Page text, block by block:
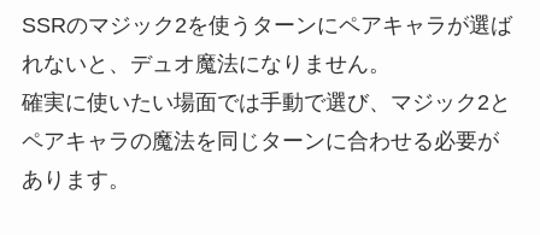
SSRのマジック2を使うターンにペアキャラが選ば
れないと、デュオ魔法になりません。
確実に使いたい場面では手動で選び、マジック2と
ペアキャラの魔法を同じターンに合わせる必要が
あります。